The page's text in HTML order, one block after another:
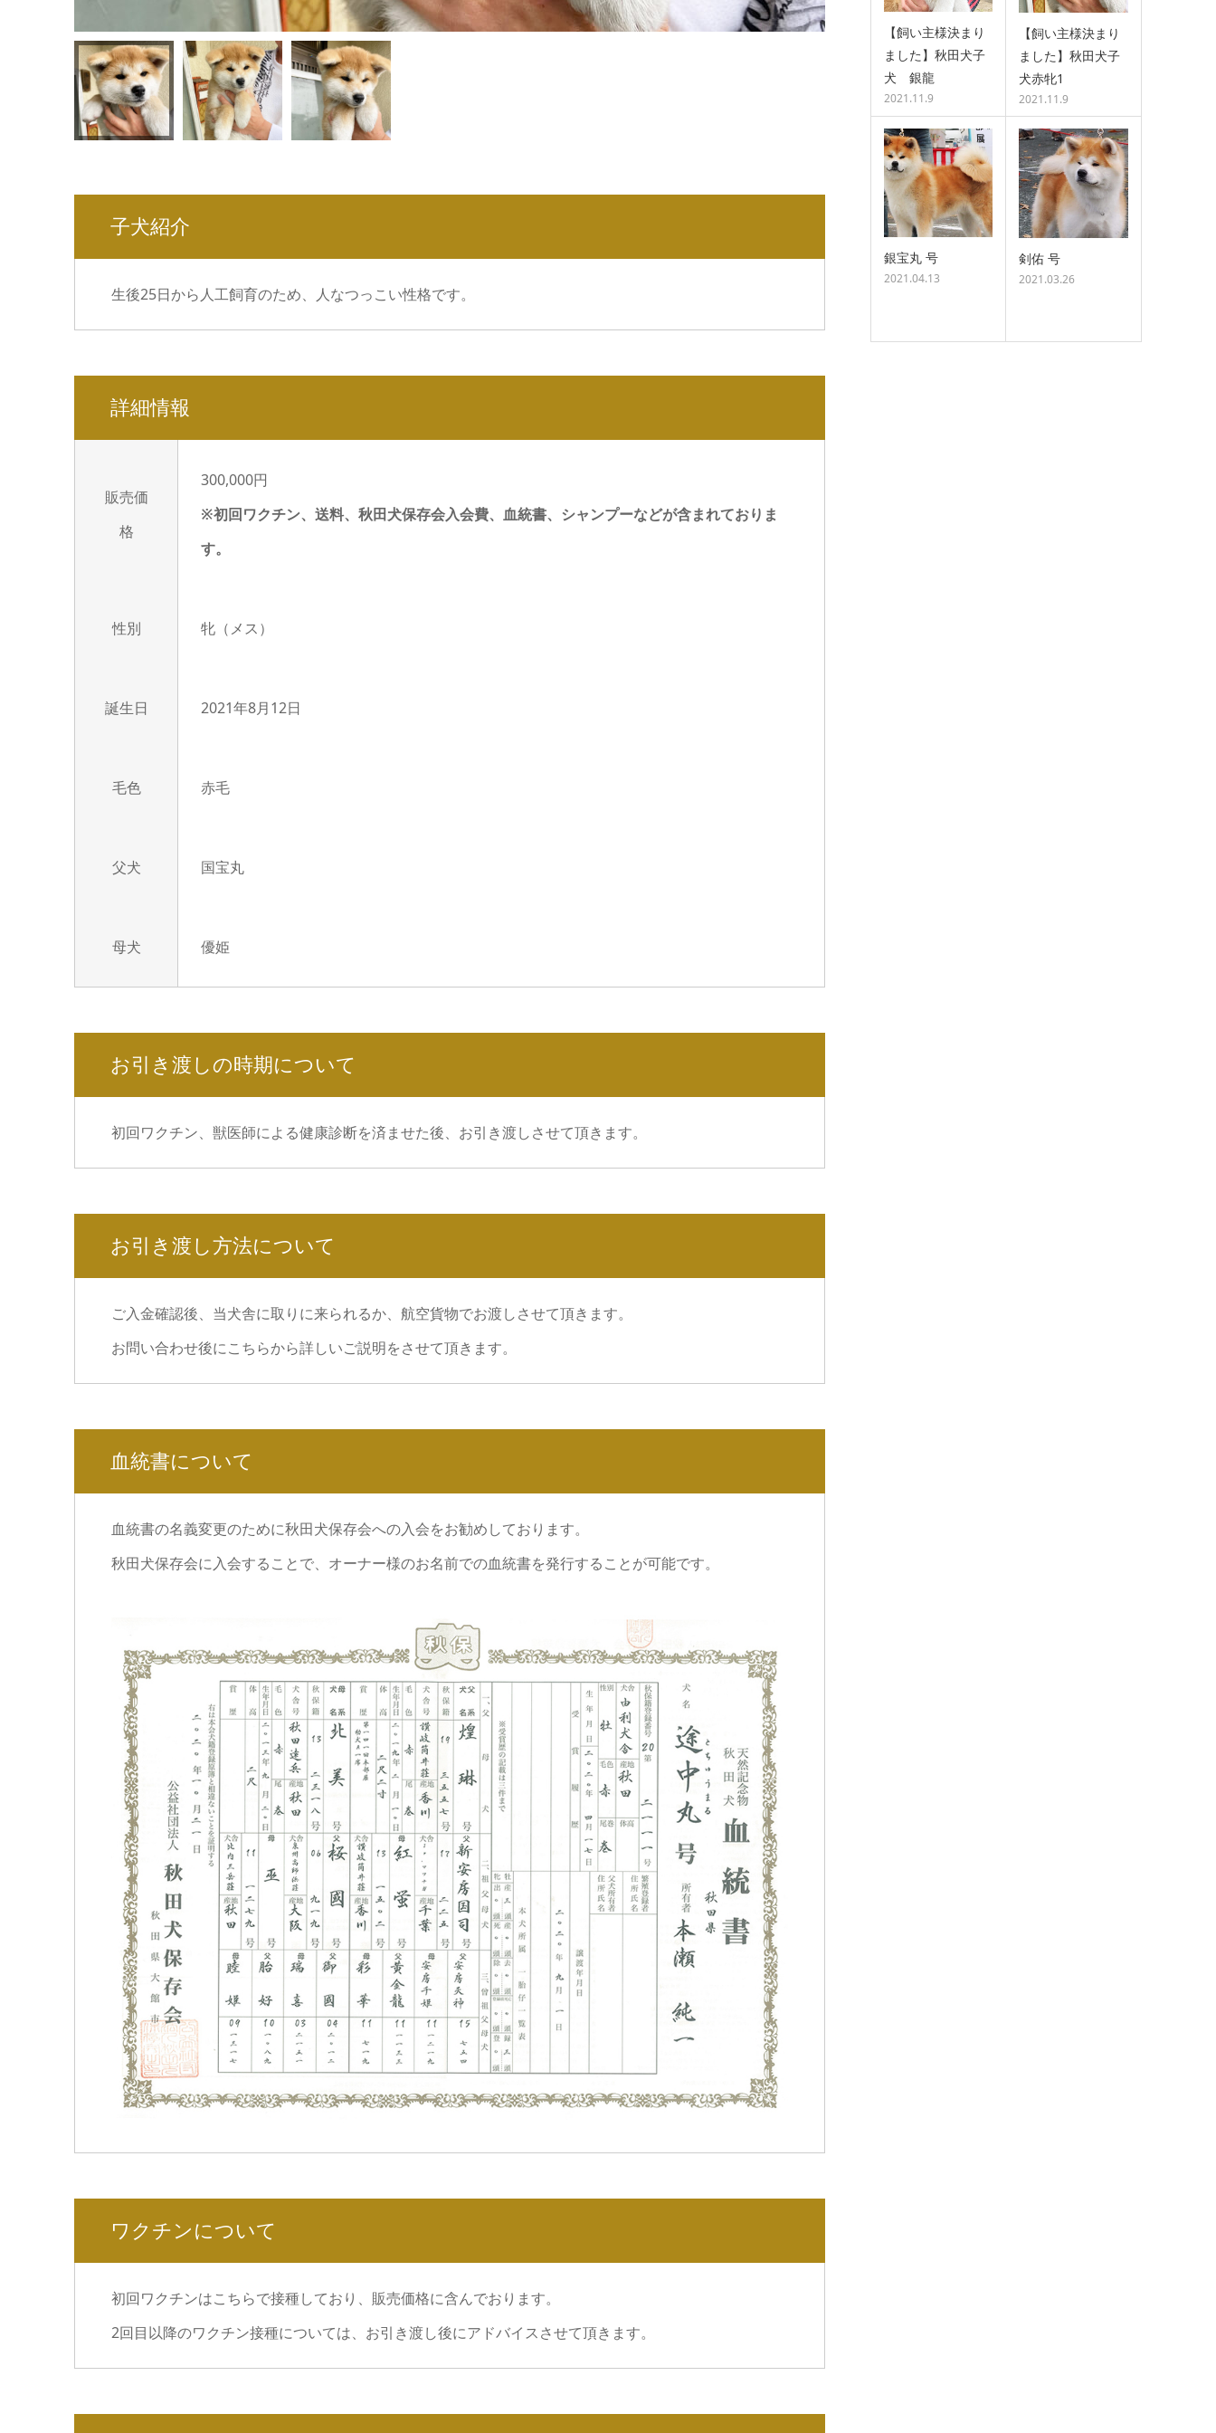
子犬紹介
生後25日から人工飼育のため、人なつっこい性格です。
詳細情報
販売価
格
300,000円
※初回ワクチン、送料、秋田犬保存会入会費、血統書、シャンプーなどが含まれておりま
す。
性別 牝（メス）
誕生日 2021年8月12日
毛色 赤毛
父犬 国宝丸
母犬 優姫
お引き渡しの時期について
初回ワクチン、獣医師による健康診断を済ませた後、お引き渡しさせて頂きます。
お引き渡し方法について
ご入金確認後、当犬舎に取りに来られるか、航空貨物でお渡しさせて頂きます。
お問い合わせ後にこちらから詳しいご説明をさせて頂きます。
血統書について
血統書の名義変更のために秋田犬保存会への入会をお勧めしております。
秋田犬保存会に入会することで、オーナー様のお名前での血統書を発行することが可能です。
ワクチンについて
初回ワクチンはこちらで接種しており、販売価格に含んでおります。
2回目以降のワクチン接種については、お引き渡し後にアドバイスさせて頂きます。
【飼い主様決まり
ました】秋田犬子
犬 銀龍
2021.11.9
【飼い主様決まり
ました】秋田犬子
犬赤牝1
2021.11.9
銀宝丸 号
2021.04.13
剣佑 号
2021.03.26